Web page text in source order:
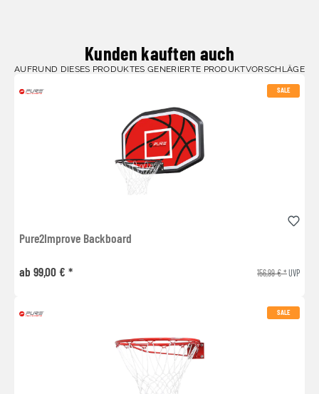
Kunden kauften auch
AUFRUND DIESES PRODUKTES GENERIERTE PRODUKTVORSCHLÄGE
SALE
Pure2Improve Backboard
ab 99,00 € * 156,99 € *UVP
SALE